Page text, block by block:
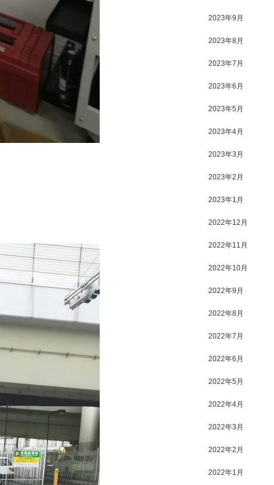
2023年9月
2023年8月
2023年7月
2023年6月
2023年5月
2023年4月
2023年3月
2023年2月
2023年1月
2022年12月
2022年11月
2022年10月
2022年9月
2022年8月
2022年7月
2022年6月
2022年5月
2022年4月
2022年3月
2022年2月
2022年1月